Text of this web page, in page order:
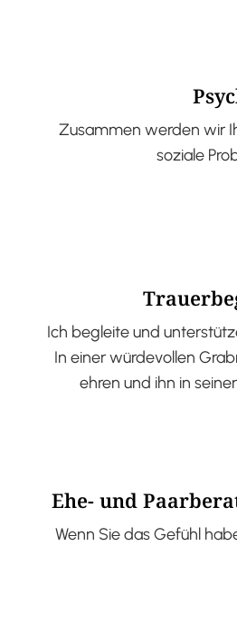
Zusammen werden wir
soziale
Ich begleite und
In einer würdevollen
ehren und ihn in
Ehe- und
Wenn Sie das Gefühl